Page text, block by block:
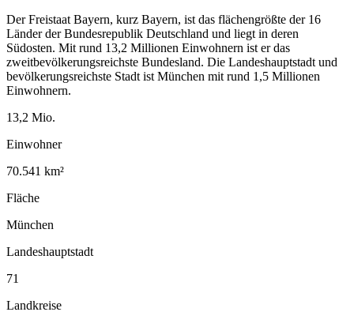
Der Freistaat Bayern, kurz Bayern, ist das flächengrößte der 16
Länder der Bundesrepublik Deutschland und liegt in deren
Südosten. Mit rund 13,2 Millionen Einwohnern ist er das
zweitbevölkerungsreichste Bundesland. Die Landeshauptstadt und
bevölkerungsreichste Stadt ist München mit rund 1,5 Millionen
Einwohnern.
13,2 Mio.
Einwohner
70.541 km²
Fläche
München
Landeshauptstadt
71
Landkreise